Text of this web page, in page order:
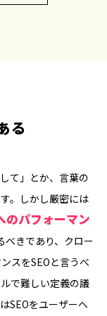
る
て」とか、言葉の
。しかし厳密には
のパフォーマン
べきであり、クロー
スをSEOと言うべ
で難しい定義の議
SEOをユーザーへ